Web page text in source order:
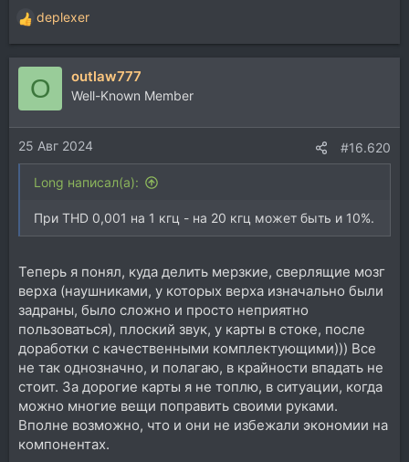
Р
е
а
и
и
:
deplexer
O outlaw777
Well-Known Member
25 Авг 2024 #16.620
Long написал(а):
При THD 0,001 на 1 кгц - на 20 кгц может быть и 10%.
Теперь я понял, куда делить мерзкие, сверлящие мозг
верха (наушниками, у которых верха изначально были
задраны, было сложно и просто неприятно
пользоваться), плоский звук, у карты в стоке, после
доработки с качественными комплектующими))) Все
не так однозначно, и полагаю, в крайности впадать не
стоит. За дорогие карты я не топлю, в ситуации, когда
можно многие вещи поправить своими руками.
Вполне возможно, что и они не избежали экономии на
компонентах.